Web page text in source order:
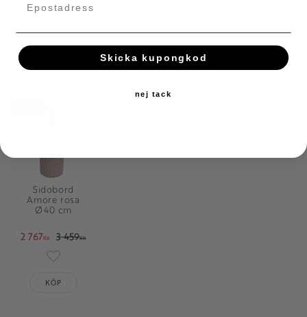
Färg: mintgrön med blankt metalliskt underrede
Max belastning: 25 kg
Montering: levereras nedmonterat
Sidobord
Amore rosa
Ø40 cm
2 767KR 3 459KR
KÖP
Skicka kupongkod
nej tack